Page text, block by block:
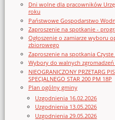
Dni wolne dla pracowników
roku
Państwowe Gospodarstwo
Zaproszenie na spotkanie -
Ogłoszenie o zamiarze wyboru
zbiorowego
Zaproszenie na spotkania
Wybory do walnych
NIEOGRANICZONY PRZETARG
SPECJALNEGO STAR 200 PM 18P
Plan ogólny gminy
Uzgodnienia 16.02.2026
Uzgodnienia 13.05.2026
Uzgodnienia 29.05.2026